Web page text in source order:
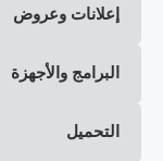
إعلانات وعروض
البرامج والأجهزة
التحميل